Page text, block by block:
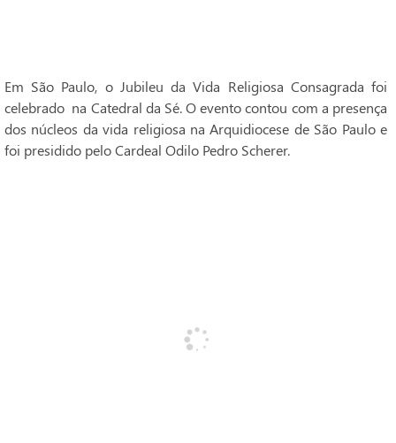
Em São Paulo, o Jubileu da Vida Religiosa Consagrada foi
celebrado na Catedral da Sé. O evento contou com a presença
dos núcleos da vida religiosa na Arquidiocese de São Paulo e
foi presidido pelo Cardeal Odilo Pedro Scherer.